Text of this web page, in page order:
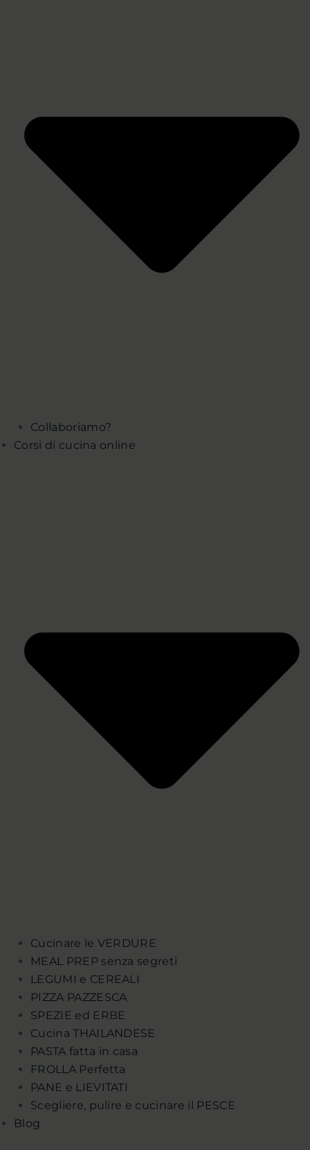
Collaboriamo?
Corsi di cucina online
Cucinare le VERDURE
MEAL PREP senza segreti
LEGUMI e CEREALI
PIZZA PAZZESCA
SPEZIE ed ERBE
Cucina THAILANDESE
PASTA fatta in casa
FROLLA Perfetta
PANE e LIEVITATI
Scegliere, pulire e cucinare il PESCE
Blog